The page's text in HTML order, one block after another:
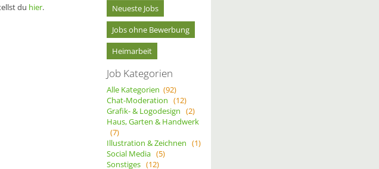
du hier.
Neueste Jobs
Jobs ohne Bewerbung
Heimarbeit
Job Kategorien
Alle Kategorien (92)
Chat-Moderation (12)
Grafik- & Logodesign (2)
Haus, Garten & Handwerk
(7)
Illustration & Zeichnen (1)
Social Media (5)
Sonstiges (12)